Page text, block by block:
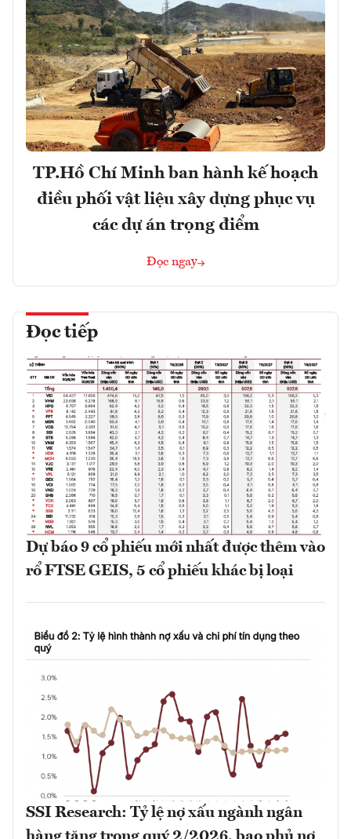
TP.Hồ Chí Minh ban hành kế hoạch
điều phối vật liệu xây dựng phục vụ
các dự án trọng điểm
Đọc ngay
Đọc tiếp
Dự báo 9 cổ phiếu mới nhất được thêm vào
rổ FTSE GEIS, 5 cổ phiếu khác bị loại
SSI Research: Tỷ lệ nợ xấu ngành ngân